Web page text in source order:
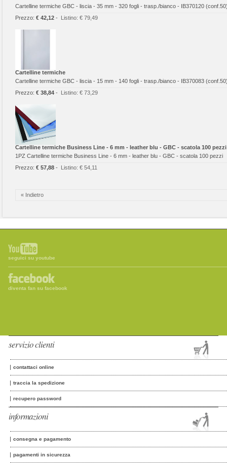
Cartelline termiche GBC - liscia - 35 mm - 320 fogli - trasp./bianco - IB370120
Prezzo: € 42,12 - Listino: € 79,49
Cartelline termiche
Cartelline termiche GBC - liscia - 15 mm - 140 fogli - trasp./bianco - IB370083
Prezzo: € 38,84 - Listino: € 73,29
Cartelline termiche Business Line - 6 mm - leather blu - GBC - scatola 100 pezzi
1PZ Cartelline termiche Business Line - 6 mm - leather blu - GBC - scatola 100 pezzi
Prezzo: € 57,88 - Listino: € 54,11
« Indietro
seguici su youtube
diventa fan su facebook
servizio clienti
contattaci online
traccia la spedizione
recupero password
informazioni
consegna e pagamento
pagamenti in sicurezza